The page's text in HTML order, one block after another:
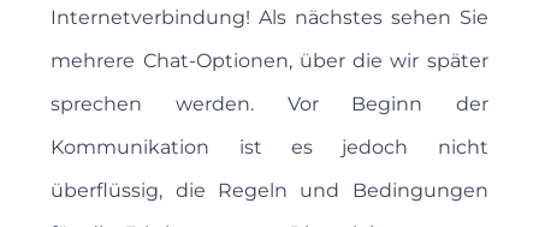
Internetverbindung! Als nächstes sehen Sie
mehrere Chat-Optionen, über die wir später
sprechen werden. Vor Beginn der
Kommunikation ist es jedoch nicht
überflüssig, die Regeln und Bedingungen